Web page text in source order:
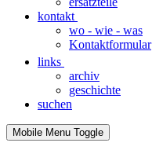
kontakt
wo - wie - was
Kontaktformular
links
archiv
geschichte
suchen
Mobile Menu Toggle